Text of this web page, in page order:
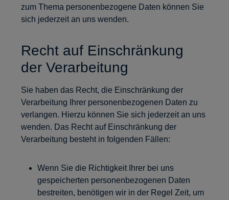
zum Thema personenbezogene Daten können Sie
sich jederzeit an uns wenden.
Recht auf Einschränkung
der Verarbeitung
Sie haben das Recht, die Einschränkung der
Verarbeitung Ihrer personenbezogenen Daten zu
verlangen. Hierzu können Sie sich jederzeit an uns
wenden. Das Recht auf Einschränkung der
Verarbeitung besteht in folgenden Fällen:
Wenn Sie die Richtigkeit Ihrer bei uns
gespeicherten personenbezogenen Daten
bestreiten, benötigen wir in der Regel Zeit, um